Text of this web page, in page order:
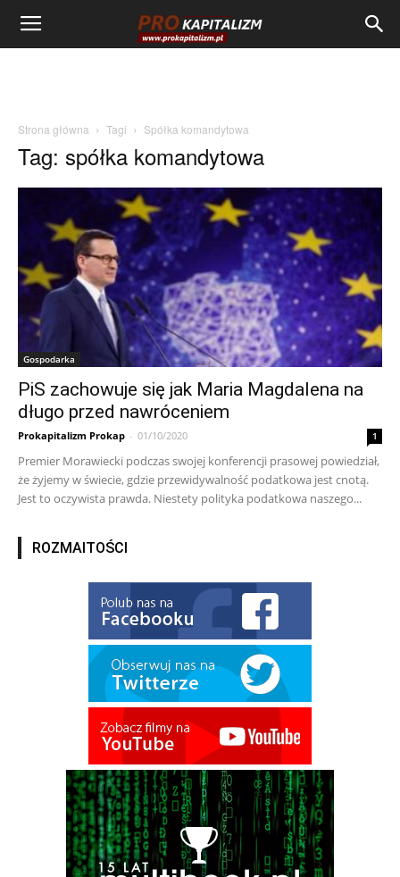
Strona główna Tagi Spółka komandytowa
Tag: spółka komandytowa
Gospodarka
PiS zachowuje się jak Maria Magdalena na
długo przed nawróceniem
Prokapitalizm Prokap - 01/10/2020 1
Premier Morawiecki podczas swojej konferencji prasowej powiedział,
że żyjemy w świecie, gdzie przewidywalność podatkowa jest cnotą.
Jest to oczywista prawda. Niestety polityka podatkowa naszego...
ROZMAITOŚCI